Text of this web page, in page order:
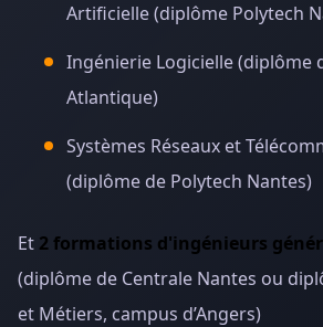
Artificielle (diplôme Polytech
Ingénierie Logicielle (diplôme
Atlantique)
Systèmes Réseaux et
(diplôme de Polytech Nantes)
Et 2 formations d'ingénieurs
(diplôme de Centrale Nantes ou
et Métiers, campus d’Angers)